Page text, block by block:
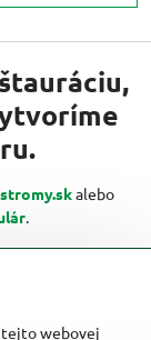
alebo
.
tejto webovej